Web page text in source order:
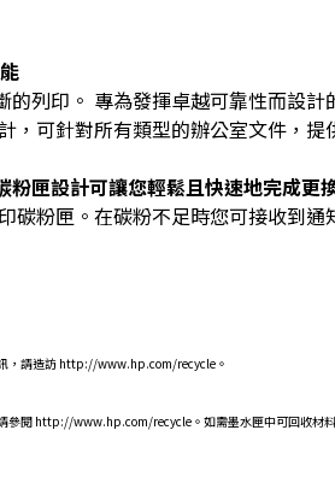
的列印。 專為發揮卓越可靠性而設
，可針對所有類型的辦公室文件，提
粉匣設計可讓您輕鬆且快速地完成更
碳粉匣。在碳粉不足時您可接收到
，請造訪 http://www.hp.com/recycle。
參閱 http://www.hp.com/recycle。如需墨水匣中可回收